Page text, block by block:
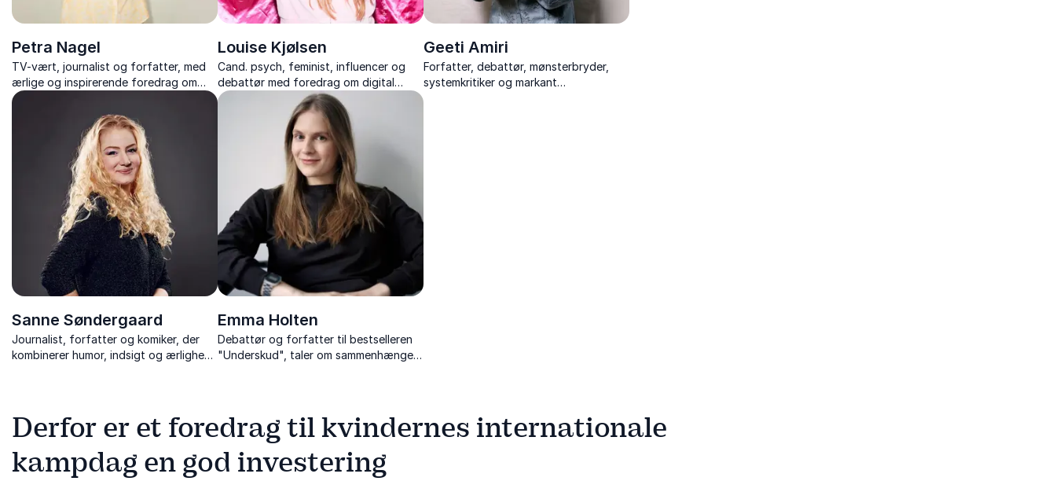
Petra Nagel
TV-vært, journalist og forfatter, med
ærlige og inspirerende foredrag om
kropsidealer, selvværd og kærlighed til
Louise Kjølsen
Cand. psych, feminist, influencer og
debattør med foredrag om digital
sikkerhed, sociale medier, feminismens
mange ansigter og unges online liv.
Geeti Amiri
Forfatter, debattør, mønsterbryder,
systemkritiker og markant
meningsdanner
Sanne Søndergaard
Journalist, forfatter og komiker, der
kombinerer humor, indsigt og ærlighed i
Emma Holten
Debattør og forfatter til bestselleren
"Underskud", taler om sammenhængen
Derfor er et foredrag til kvindernes internationale
kampdag en god investering